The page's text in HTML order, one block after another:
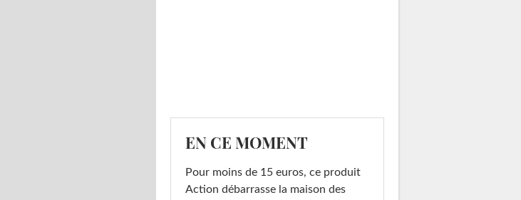
EN CE MOMENT
Pour moins de 15 euros, ce produit
Action débarrasse la maison des